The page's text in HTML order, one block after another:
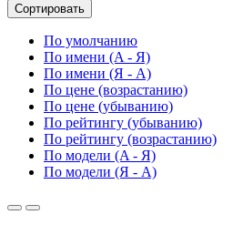
Сортировать
По умолчанию
По имени (A - Я)
По имени (Я - A)
По цене (возрастанию)
По цене (убыванию)
По рейтингу (убыванию)
По рейтингу (возрастанию)
По модели (A - Я)
По модели (Я - A)